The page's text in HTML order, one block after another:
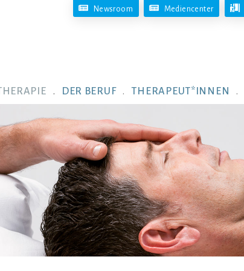
Newsroom Mediencenter
DER BERUF THERAPEUT*INNEN